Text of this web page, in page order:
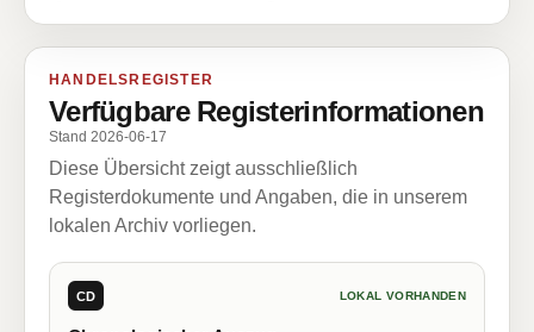
HANDELSREGISTER
Verfügbare Registerinformationen
Stand 2026-06-17
Diese Übersicht zeigt ausschließlich
Registerdokumente und Angaben, die in unserem
lokalen Archiv vorliegen.
CD LOKAL VORHANDEN